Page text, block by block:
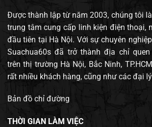
Được thành lập từ năm 2003, chúng tôi
trung tâm cung cấp linh kiện điện thoại,
đầu tiên tại Hà Nội. Với sự chuyên
Suachua60s đã trở thành địa chỉ
trên thị trường Hà Nội, Bắc Ninh,
rất nhiều khách hàng, cũng như các đại
Bản đồ chỉ đường
THỜI GIAN LÀM VIỆC